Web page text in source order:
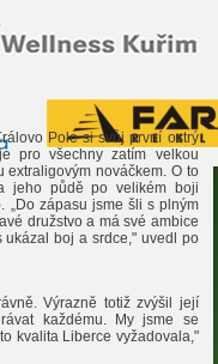
Pole si svůj první ostrý
pro všechny zatím velkou
nováčkem. O to
jeho půdě po velikém boji
„Do zápasu jsme šli s plným
družstvo a má své ambice
ukázal boj a srdce," uvedl po
Výrazně totiž zvýšil její
každému. My jsme se
kvalita Liberce vyžadovala,"